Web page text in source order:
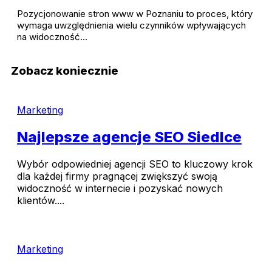
Pozycjonowanie stron www w Poznaniu to proces, który
wymaga uwzględnienia wielu czynników wpływających
na widoczność…
Zobacz koniecznie
Marketing
Najlepsze agencje SEO Siedlce
Wybór odpowiedniej agencji SEO to kluczowy krok
dla każdej firmy pragnącej zwiększyć swoją
widoczność w internecie i pozyskać nowych
klientów....
Marketing